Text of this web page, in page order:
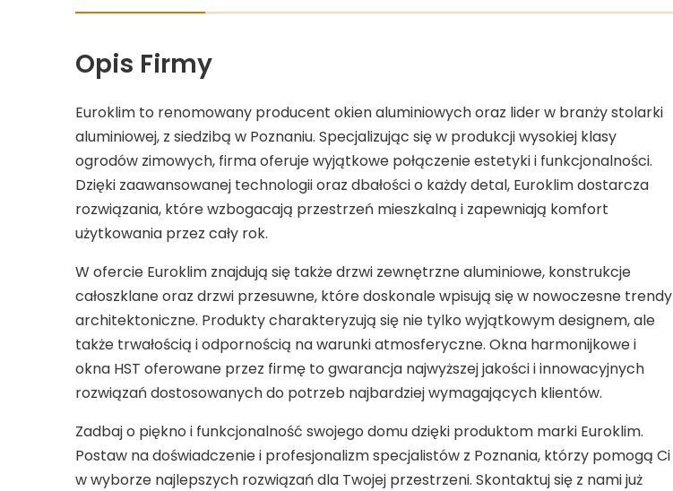
Opis Firmy
Euroklim to renomowany producent okien aluminiowych oraz lider w branży stolarki
aluminiowej, z siedzibą w Poznaniu. Specjalizując się w produkcji wysokiej klasy
ogrodów zimowych, firma oferuje wyjątkowe połączenie estetyki i funkcjonalności.
Dzięki zaawansowanej technologii oraz dbałości o każdy detal, Euroklim dostarcza
rozwiązania, które wzbogacają przestrzeń mieszkalną i zapewniają komfort
użytkowania przez cały rok.
W ofercie Euroklim znajdują się także drzwi zewnętrzne aluminiowe, konstrukcje
całoszklane oraz drzwi przesuwne, które doskonale wpisują się w nowoczesne trendy
architektoniczne. Produkty charakteryzują się nie tylko wyjątkowym designem, ale
także trwałością i odpornością na warunki atmosferyczne. Okna harmonijkowe i
okna HST oferowane przez firmę to gwarancja najwyższej jakości i innowacyjnych
rozwiązań dostosowanych do potrzeb najbardziej wymagających klientów.
Zadbaj o piękno i funkcjonalność swojego domu dzięki produktom marki Euroklim.
Postaw na doświadczenie i profesjonalizm specjalistów z Poznania, którzy pomogą Ci
w wyborze najlepszych rozwiązań dla Twojej przestrzeni. Skontaktuj się z nami już